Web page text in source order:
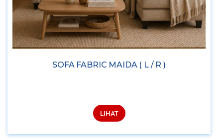
SOFA FABRIC MAIDA ( L / R )
LIHAT